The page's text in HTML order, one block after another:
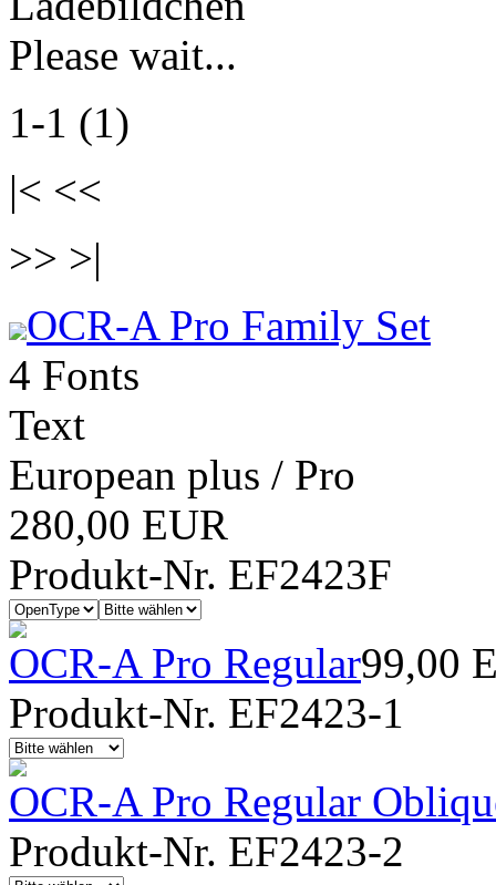
Please wait...
1-1 (1)
|< <<
>> >|
OCR-A Pro Family Set
4 Fonts
Text
European plus / Pro
280,00 EUR
Produkt-Nr. EF2423F
OCR-A Pro Regular99,00
Produkt-Nr. EF2423-1
OCR-A Pro Regular
Produkt-Nr. EF2423-2